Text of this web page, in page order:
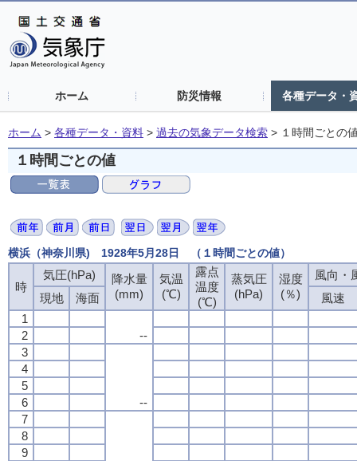
ホーム 防災情報 各種データ・
ホーム > 各種データ・資料 > 過去の気象データ検索 > １時間ごとの
１時間ごとの値
横浜（神奈川県) 1928年5月28日 （１時間ごとの値）
時
気圧(hPa)
降水量
(mm)
気温
(℃)
露点
温度
(℃)
蒸気圧
(hPa)
湿度
(％)
風向・
現地
海面
風速
1
--
2
3
--
4
5
6
7
8
9